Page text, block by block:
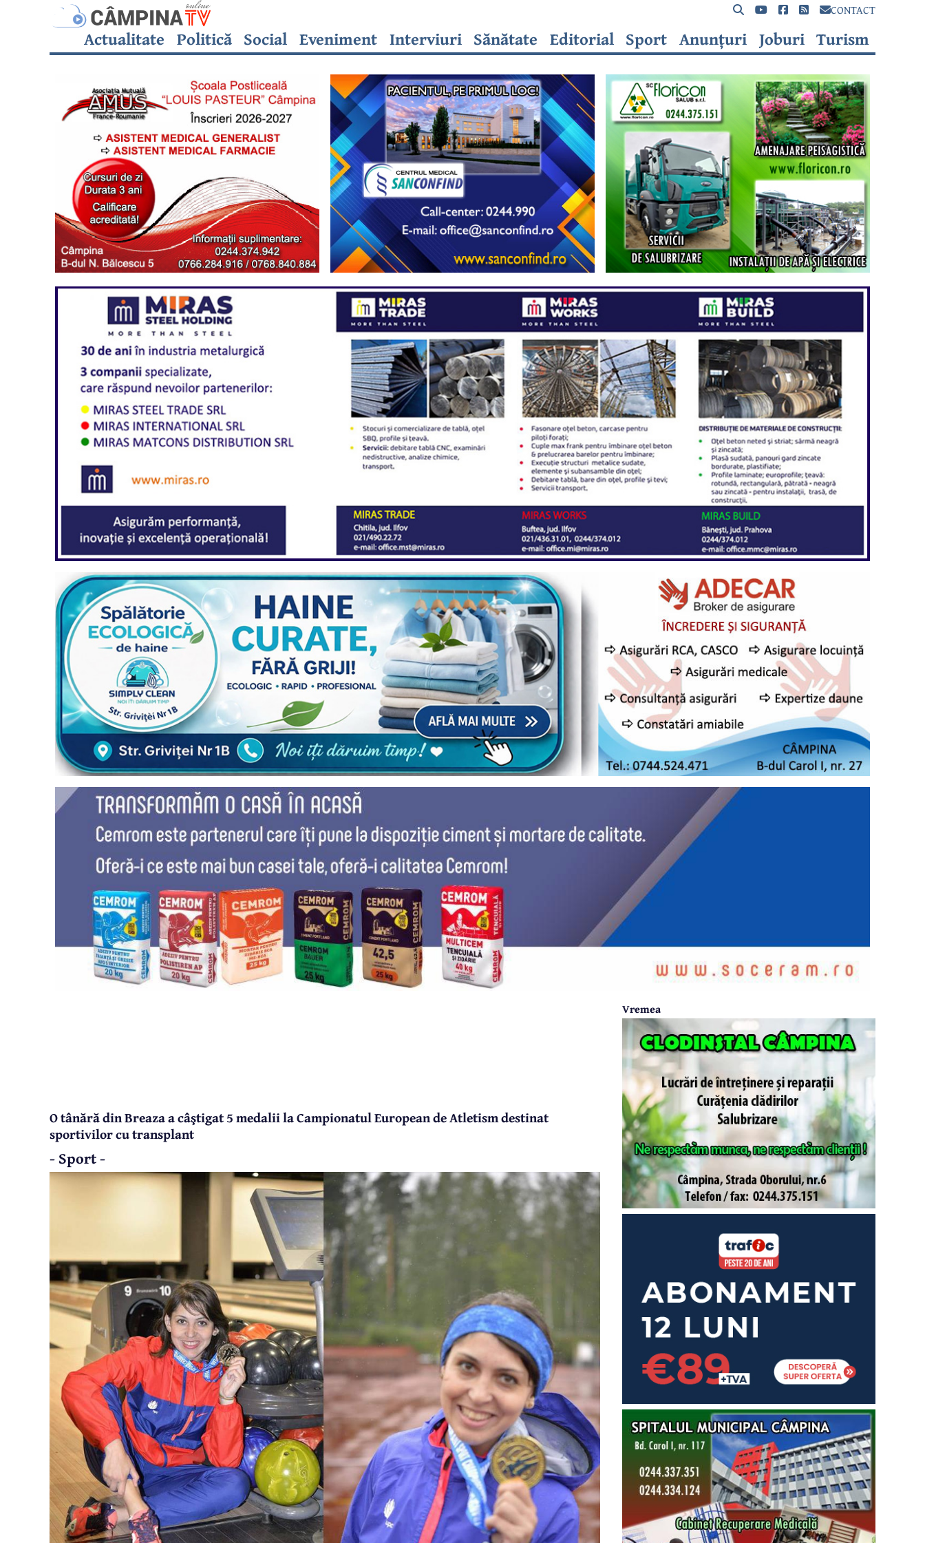
CONTACT
Actualitate Politică Social Eveniment Interviuri Sănătate Editorial Sport Anunțuri Joburi Turism
O tânără din Breaza a câştigat 5 medalii la Campionatul European de Atletism destinat
sportivilor cu transplant
- Sport -
Vremea